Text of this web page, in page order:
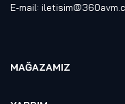
E-mail:
MAĞAZAMIZ